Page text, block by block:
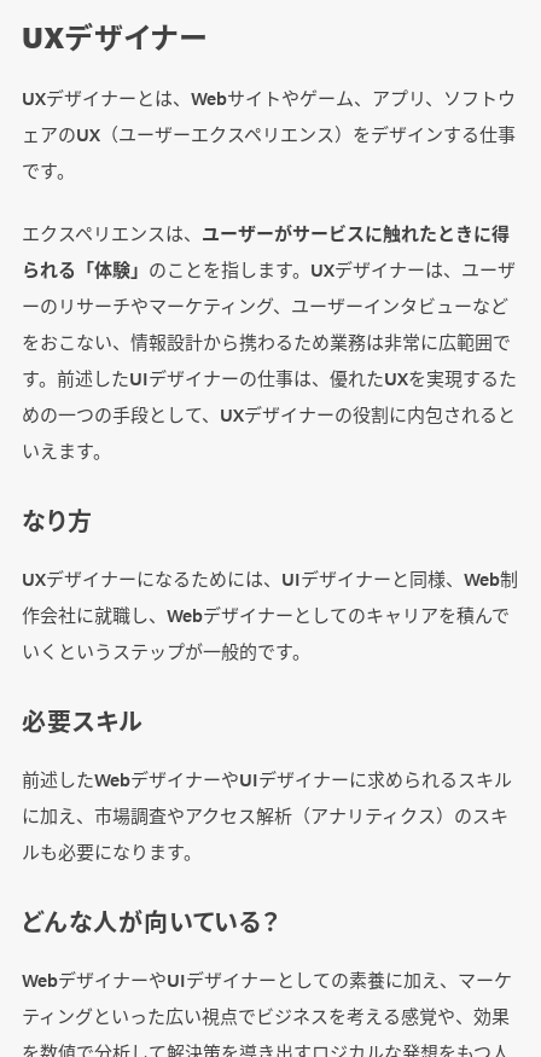
UXデザイナー
UXデザイナーとは、Webサイトやゲーム、アプリ、ソフトウ
ェアのUX（ユーザーエクスペリエンス）をデザインする仕事
です。
エクスペリエンスは、 ユーザーがサービスに触れたときに得
られる「体験」 のことを指します。UXデザイナーは、ユーザ
ーのリサーチやマーケティング、ユーザーインタビューなど
をおこない、情報設計から携わるため業務は非常に広範囲で
す。前述したUIデザイナーの仕事は、優れたUXを実現するた
めの一つの手段として、UXデザイナーの役割に内包されると
いえます。
なり方
UXデザイナーになるためには、UIデザイナーと同様、Web制
作会社に就職し、Webデザイナーとしてのキャリアを積んで
いくというステップが一般的です。
必要スキル
前述したWebデザイナーやUIデザイナーに求められるスキル
に加え、市場調査やアクセス解析（アナリティクス）のスキ
ルも必要になります。
どんな人が向いている？
WebデザイナーやUIデザイナーとしての素養に加え、マーケ
ティングといった広い視点でビジネスを考える感覚や、効果
を数値で分析して解決策を導き出すロジカルな発想をもつ人